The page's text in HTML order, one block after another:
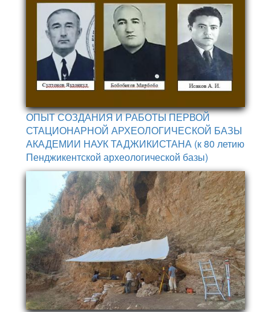
ОПЫТ СОЗДАНИЯ И РАБОТЫ ПЕРВОЙ
СТАЦИОНАРНОЙ АРХЕОЛОГИЧЕСКОЙ БАЗЫ
АКАДЕМИИ НАУК ТАДЖИКИСТАНА (к 80 летию
Пенджикентской археологической базы)